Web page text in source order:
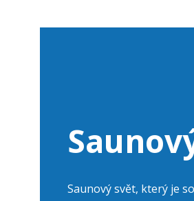
Saunový svět, který je